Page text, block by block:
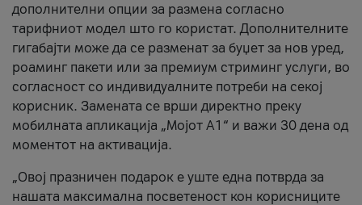
дополнителни опции за размена согласно
тарифниот модел што го користат. Дополнителните
гигабајти може да се разменат за буџет за нов уред,
роаминг пакети или за премиум стриминг услуги, во
согласност со индивидуалните потреби на секој
корисник. Замената се врши директно преку
мобилната апликација „Мојот А1“ и важи 30 дена од
моментот на активација.
„Овој празничен подарок е уште една потврда за
нашата максимална посветеност кон корисниците